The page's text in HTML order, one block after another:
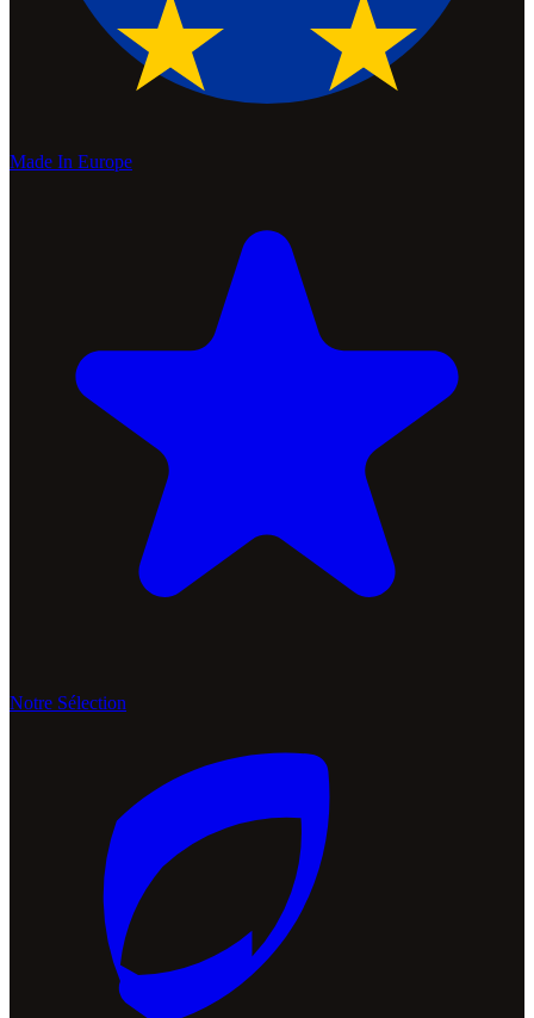
Made In Europe
Notre Sélection